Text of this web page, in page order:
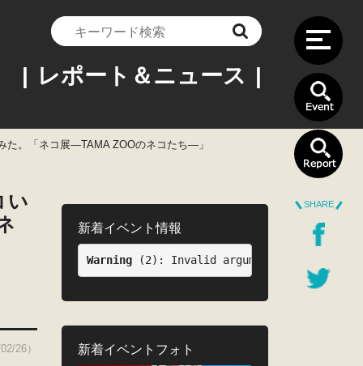
| レポート＆ニュース |
SHARE
た。「ネコ展―TAMA ZOOのネコたち―」
い
26）
新着イベント情報
Warning (2) : Invalid argument supplied
新着イベントフォト